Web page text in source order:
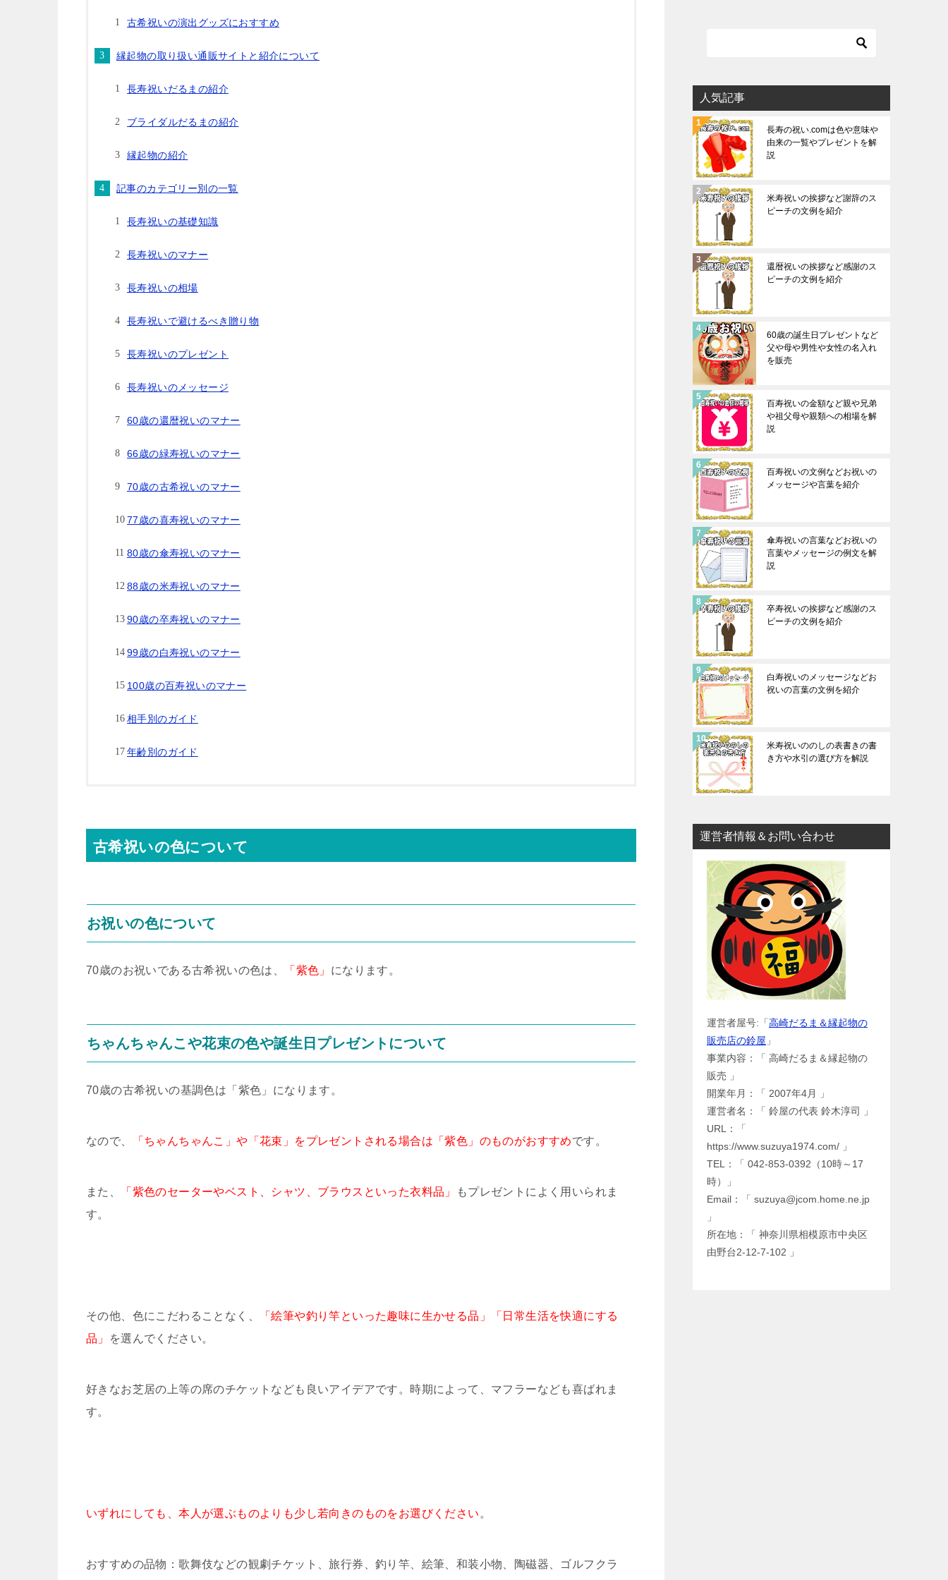
古希祝いの演出グッズにおすすめ
縁起物の取り扱い通販サイトと紹介について
長寿祝いだるまの紹介
ブライダルだるまの紹介
縁起物の紹介
記事のカテゴリー別の一覧
長寿祝いの基礎知識
長寿祝いのマナー
長寿祝いの相場
長寿祝いで避けるべき贈り物
長寿祝いのプレゼント
長寿祝いのメッセージ
60歳の還暦祝いのマナー
66歳の緑寿祝いのマナー
70歳の古希祝いのマナー
77歳の喜寿祝いのマナー
80歳の傘寿祝いのマナー
88歳の米寿祝いのマナー
90歳の卒寿祝いのマナー
99歳の白寿祝いのマナー
100歳の百寿祝いのマナー
相手別のガイド
年齢別のガイド
古希祝いの色について
お祝いの色について
70歳のお祝いである古希祝いの色は、 「紫色」 になります。
ちゃんちゃんこや花束の色や誕生日プレゼントについて
70歳の古希祝いの基調色は「紫色」になります。
なので、 「ちゃんちゃんこ」や「花束」をプレゼントされる場合は「紫色」のものがおすすめです。
また、 「紫色のセーターやベスト、シャツ、ブラウスといった衣料品」
もプレゼントによく用いられま
す。
その他、色にこだわることなく、
「絵筆や釣り竿といった趣味に生かせる品」「日常生活を快適にする
品」
を選んでください。
好きなお芝居の上等の席のチケットなども良いアイデアです。時期によって、マフラーなども喜ばれま
す。
いずれにしても、本人が選ぶものよりも少し若向きのものをお選びください 。
おすすめの品物：歌舞伎などの観劇チケット、旅行券、釣り竿、絵筆、和装小物、陶磁器、ゴルフクラ
人気記事
長寿の祝い.comは色や意味や
由来の一覧やプレゼントを解
説
米寿祝いの挨拶など謝辞のス
ピーチの文例を紹介
還暦祝いの挨拶など感謝のス
ピーチの文例を紹介
60歳の誕生日プレゼントなど
父や母や男性や女性の名入れ
を販売
百寿祝いの金額など親や兄弟
や祖父母や親類への相場を解
説
百寿祝いの文例などお祝いの
メッセージや言葉を紹介
傘寿祝いの言葉などお祝いの
言葉やメッセージの例文を解
説
卒寿祝いの挨拶など感謝のス
ピーチの文例を紹介
白寿祝いのメッセージなどお
祝いの言葉の文例を紹介
米寿祝いののしの表書きの書
き方や水引の選び方を解説
運営者情報＆お問い合わせ
運営者屋号:「 高崎だるま＆縁起物の
販売店の鈴屋 」
事業内容：「 高崎だるま＆縁起物の
販売 」
開業年月：「 2007年4月 」
運営者名：「 鈴屋の代表 鈴木淳司 」
URL：「
https://www.suzuya1974.com/ 」
TEL：「 042-853-0392（10時～17
時）」
Email：「 suzuya@jcom.home.ne.jp
」
所在地：「 神奈川県相模原市中央区
由野台2-12-7-102 」